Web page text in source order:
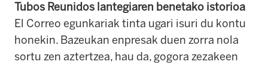
Tubos Reunidos lantegiaren benetako istorioa
El Correo egunkariak tinta ugari isuri du kontu
honekin. Bazeukan enpresak duen zorra nola
sortu zen aztertzea, hau da, gogora zezakeen